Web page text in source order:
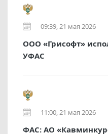
09:39, 21 мая 2026
ООО «Грисофт»
УФАС
11:00, 21 мая 2026
ФАС: АО